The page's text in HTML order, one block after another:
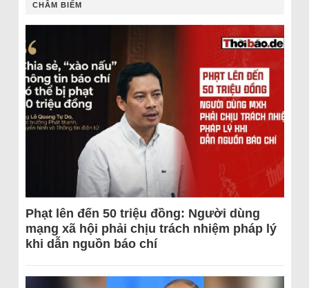
CHÂM BIẾM
Phạt lên đến 50 triệu đồng: Người dùng
mạng xã hội phải chịu trách nhiệm pháp lý
khi dẫn nguồn báo chí